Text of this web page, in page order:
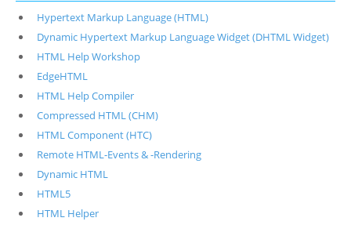
Hypertext Markup Language (HTML)
Dynamic Hypertext Markup Language Widget (DHTML Widget)
HTML Help Workshop
EdgeHTML
HTML Help Compiler
Compressed HTML (CHM)
HTML Component (HTC)
Remote HTML-Events & -Rendering
Dynamic HTML
HTML5
HTML Helper